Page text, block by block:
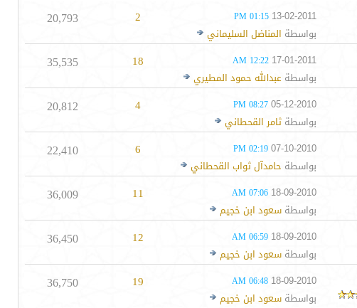
13-02-2011
01:15 PM
بواسطة المناضل السليماني
2
20,793
17-01-2011
12:22 AM
بواسطةعبدالله حمود المطيري
18
35,535
05-12-2010
08:27 PM
بواسطةثامر القحطاني
4
20,812
07-10-2010
02:19 PM
بواسطة حامدآل ثواب القحطاني
6
22,410
18-09-2010
07:06 AM
بواسطةسعود ابن خجيم
11
36,009
18-09-2010
06:59 AM
بواسطةسعود ابن خجيم
12
36,450
18-09-2010
06:48 AM
بواسطةسعود ابن خجيم
19
36,750